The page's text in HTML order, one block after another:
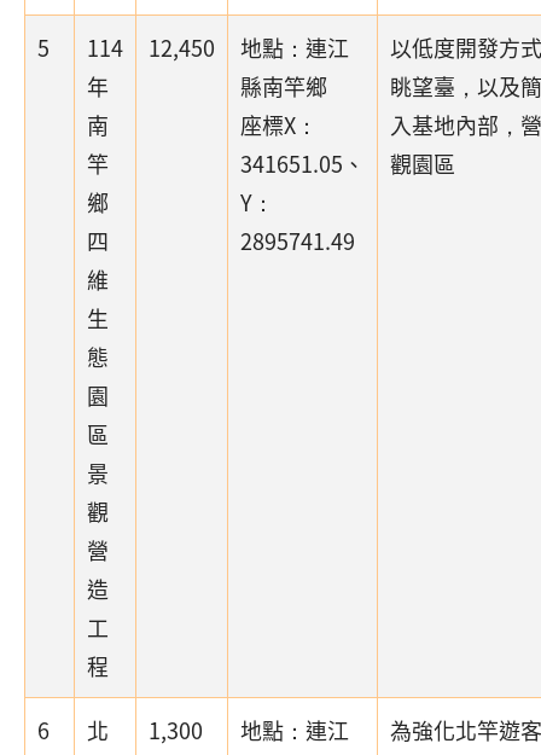
5
114
年
南
竿
鄉
四
維
生
態
園
區
景
觀
營
造
工
程
12,450
地點：連江
縣南竿鄉
座標X：
341651.05、
Y：
2895741.49
以低度開發方
眺望臺，以及
入基地內部，
觀園區
6
北
1,300
地點：連江
為強化北竿遊